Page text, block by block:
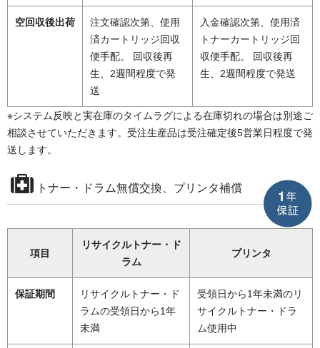
空回収後出荷
注文確認次第、使用
済カートリッジ回収
便手配。 回収後再
生、2週間程度で発
送
入金確認次第、使用済
トナーカートリッジ回
収便手配。 回収後再
生、2週間程度で発送
※システム反映と実在庫のタイムラグによる在庫切れの場合は別途ご
相談させていただきます。受注生産品は受注確定後5営業日程度で発
送します。
トナー・ドラム無償交換、プリンタ補償
項目
リサイクルトナー・ド
ラム
プリンタ
保証期間
リサイクルトナー・ド
ラムの受領日から1年
未満
受領日から1年未満のリ
サイクルトナー・ドラ
ム使用中